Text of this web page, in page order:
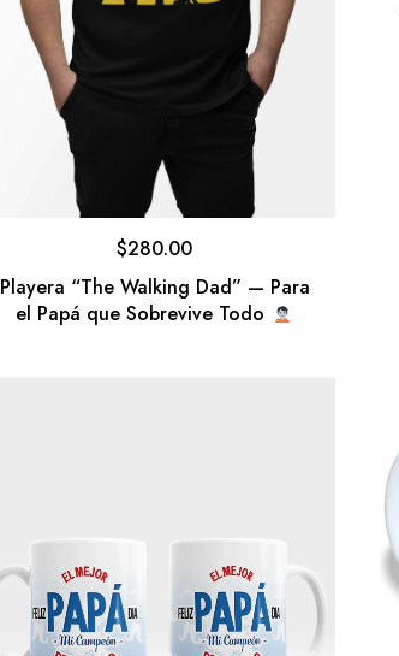
Playera “The Walking Dad” — Para
el Papá que Sobrevive Todo
$280.00